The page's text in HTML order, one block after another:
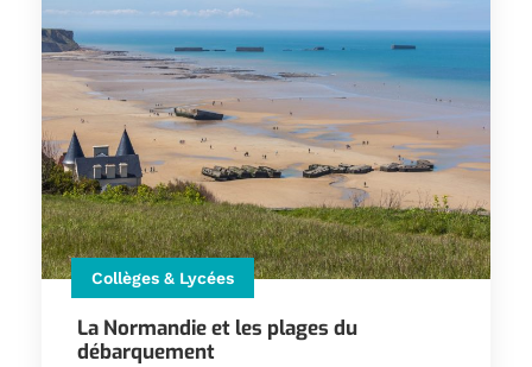
Collèges & Lycées
La Normandie et les plages du
débarquement